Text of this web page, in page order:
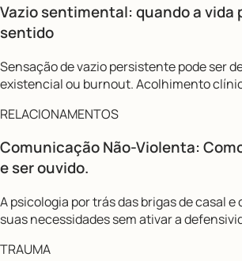
Vazio sentimental: quando a vida
sentido
Sensação de vazio persistente pode ser
existencial ou burnout. Acolhimento
RELACIONAMENTOS
Comunicação Não-Violenta:
e ser ouvido.
A psicologia por trás das brigas de casal e
suas necessidades sem ativar a
TRAUMA